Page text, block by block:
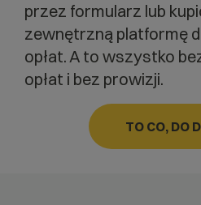
przez formularz lub
zewnętrzną platformę
opłat. A to wszystko
opłat i bez prowizji.
TO CO, DO